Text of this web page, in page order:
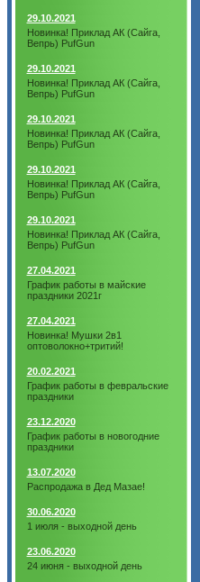
29.10.2021
Новинка! Приклад АК (Сайга,
Вепрь) PufGun
29.10.2021
Новинка! Приклад АК (Сайга,
Вепрь) PufGun
29.10.2021
Новинка! Приклад АК (Сайга,
Вепрь) PufGun
29.10.2021
Новинка! Приклад АК (Сайга,
Вепрь) PufGun
29.10.2021
Новинка! Приклад АК (Сайга,
Вепрь) PufGun
27.04.2021
График работы в майские
праздники 2021г
27.04.2021
Новинка! Мушки 2в1
оптоволокно+тритий!
20.02.2021
График работы в февральские
праздники
23.12.2020
График работы в новогодние
праздники
13.07.2020
Распродажа в Дед Мазае!
30.06.2020
1 июля - выходной день
23.06.2020
24 июня - выходной день